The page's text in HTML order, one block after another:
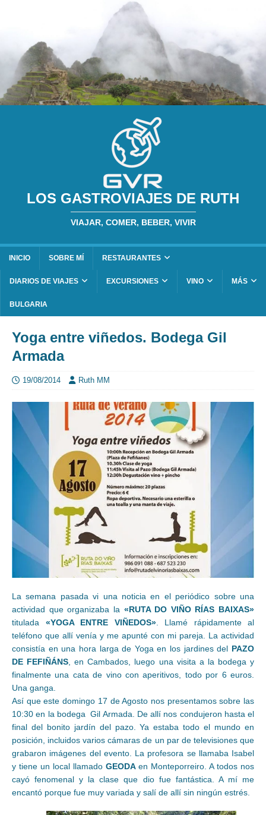
LOS GASTROVIAJES DE RUTH
VIAJAR, COMER, BEBER, VIVIR
INICIO SOBRE MÍ RESTAURANTES
DIARIOS DE VIAJES EXCURSIONES VINO MÁS
BULGARIA
Yoga entre viñedos. Bodega Gil
Armada
19/08/2014 Ruth MM
La semana pasada vi una noticia en el periódico sobre una
actividad que organizaba la «RUTA DO VIÑO RÍAS BAIXAS»
titulada «YOGA ENTRE VIÑEDOS». Llamé rápidamente al
teléfono que allí venía y me apunté con mi pareja. La actividad
consistía en una hora larga de Yoga en los jardines del PAZO
DE FEFIÑÁNS , en Cambados, luego una visita a la bodega y
finalmente una cata de vino con aperitivos, todo por 6 euros.
Una ganga.
Así que este domingo 17 de Agosto nos presentamos sobre las
10:30 en la bodega Gil Armada. De allí nos condujeron hasta el
final del bonito jardín del pazo. Ya estaba todo el mundo en
posición, incluidos varios cámaras de un par de televisiones que
grabaron imágenes del evento. La profesora se llamaba Isabel
y tiene un local llamado GEODAen Monteporreiro. A todos nos
cayó fenomenal y la clase que dio fue fantástica. A mí me
encantó porque fue muy variada y salí de allí sin ningún estrés.